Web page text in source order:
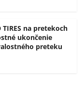
TIRES na pretekoch
ukončenie
preteku